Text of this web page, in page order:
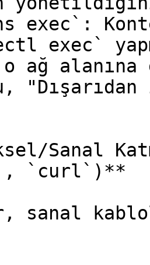
exec`:
exec`
ağ
Sanal
`curl`)**
sanal